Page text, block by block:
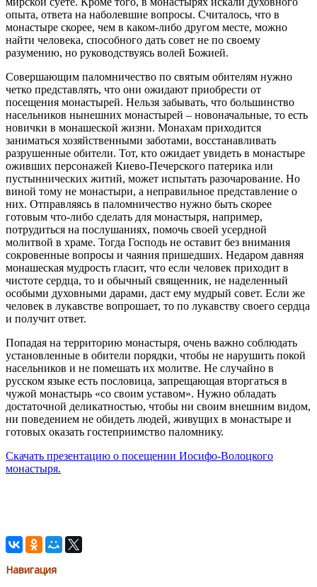
опыта, ответа на наболевшие вопросы. Считалось, что в
монастыре скорее, чем в каком-либо другом месте, можно
найти человека, способного дать совет не по своему
разумению, но руководствуясь волей Божией.
Совершающим паломничество по святым обителям нужно
четко представлять, что они ожидают приобрести от
посещения монастырей. Нельзя забывать, что большинство
насельников нынешних монастырей – новоначальные, то есть
новички в монашеской жизни. Монахам приходится
заниматься хозяйственными заботами, восстанавливать
разрушенные обители. Тот, кто ожидает увидеть в монастыре
оживших персонажей Киево-Печерского патерика или
пустыннических житий, может испытать разочарование. Но
виной тому не монастыри, а неправильное представление о
них. Отправляясь в паломничество нужно быть скорее
готовым что-либо сделать для монастыря, например,
потрудиться на послушаниях, помочь своей усердной
молитвой в храме. Тогда Господь не оставит без внимания
сокровенные вопросы и чаяния пришедших. Недаром давняя
монашеская мудрость гласит, что если человек приходит в
чистоте сердца, то и обычный священник, не наделенный
особыми духовными дарами, даст ему мудрый совет. Если же
человек в лукавстве вопрошает, то по лукавству своего сердца
и получит ответ.
Попадая на территорию монастыря, очень важно соблюдать
установленные в обители порядки, чтобы не нарушить покой
насельников и не помешать их молитве. Не случайно в
русском языке есть пословица, запрещающая вторгаться в
чужой монастырь «со своим уставом». Нужно обладать
достаточной деликатностью, чтобы ни своим внешним видом,
ни поведением не обидеть людей, живущих в монастыре и
готовых оказать гостеприимство паломнику.
Скачать презентацию о посещении Иосифо-Волоцкого
монастыря.
Навигация